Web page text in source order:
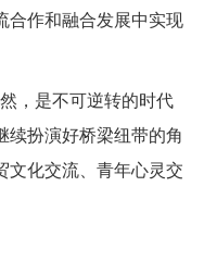
合作和融合发展中实现
，是不可逆转的时代
续扮演好桥梁纽带的角
文化交流、青年心灵交